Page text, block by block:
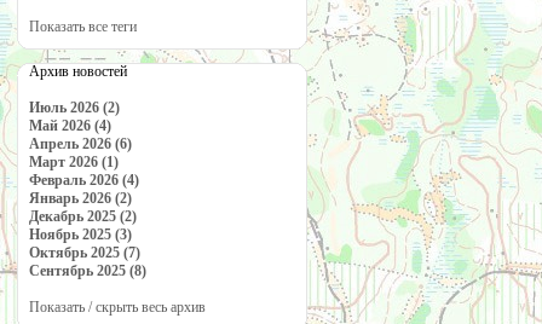
Показать все теги
Архив новостей
Июль 2026 (2)
Май 2026 (4)
Апрель 2026 (6)
Март 2026 (1)
Февраль 2026 (4)
Январь 2026 (2)
Декабрь 2025 (2)
Ноябрь 2025 (3)
Октябрь 2025 (7)
Сентябрь 2025 (8)
Показать / скрыть весь архив